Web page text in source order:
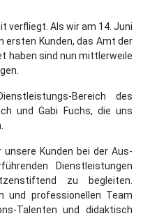
verfliegt. Als wir am 14. Juni
ersten Kunden, das Amt der
haben sind nun mittlerweile
Bereich des
und Gabi Fuchs, die uns
Kunden bei der Aus-
Dienstleistungen
zu begleiten.
und professionellen Team
Talenten und didaktisch